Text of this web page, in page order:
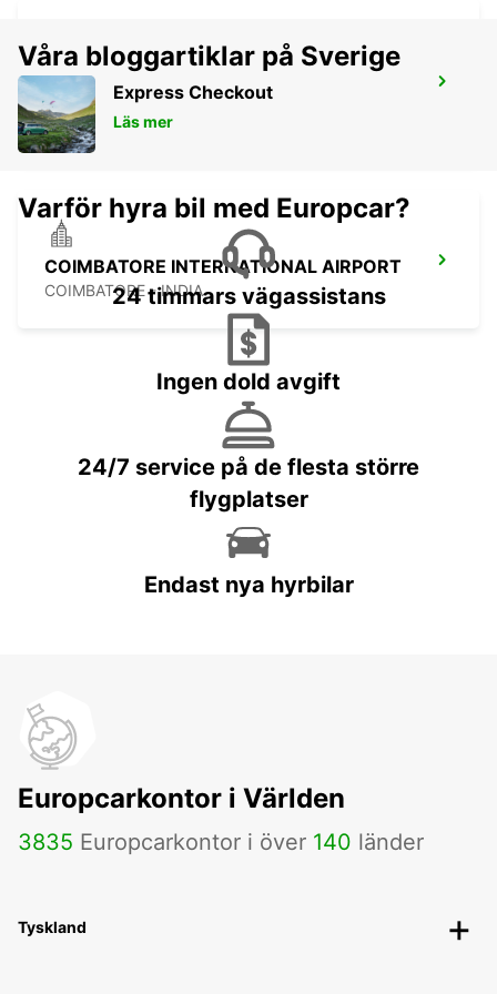
KOCHI INTERNATIONAL AIRPORT
TERMINAL 2
KOCHI - INDIA
COIMBATORE INTERNATIONAL AIRPORT
COIMBATORE - INDIA
Våra bloggartiklar på Sverige
Express Checkout
Läs mer
Varför hyra bil med Europcar?
24 timmars vägassistans
Ingen dold avgift
24/7 service på de flesta större
flygplatser
Endast nya hyrbilar
Europcarkontor i Världen
3835 Europcarkontor i över 140 länder
Tyskland